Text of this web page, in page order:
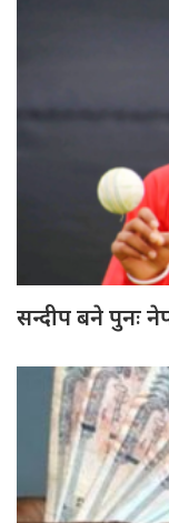
सन्दीप बने पुनः